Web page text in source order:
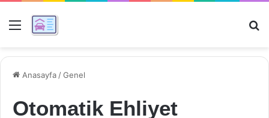
Menü
Anasayfa /Genel
Otomatik Ehliyet